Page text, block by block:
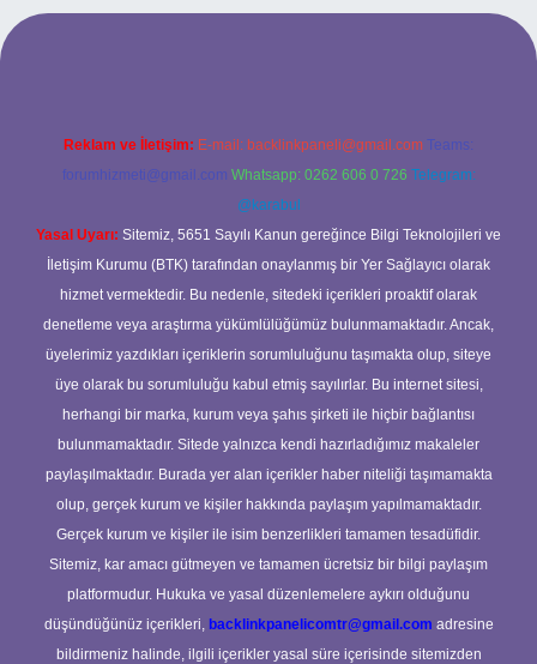
giriş
Reklam ve İletişim: E-mail: backlinkpaneli@gmail.com Teams:
forumhizmeti@gmail.com Whatsapp: 0262 606 0 726 Telegram:
@karabul
Yasal Uyarı: Sitemiz, 5651 Sayılı Kanun gereğince Bilgi Teknolojileri ve
İletişim Kurumu (BTK) tarafından onaylanmış bir Yer Sağlayıcı olarak
hizmet vermektedir. Bu nedenle, sitedeki içerikleri proaktif olarak
denetleme veya araştırma yükümlülüğümüz bulunmamaktadır. Ancak,
üyelerimiz yazdıkları içeriklerin sorumluluğunu taşımakta olup, siteye
üye olarak bu sorumluluğu kabul etmiş sayılırlar. Bu internet sitesi,
herhangi bir marka, kurum veya şahıs şirketi ile hiçbir bağlantısı
bulunmamaktadır. Sitede yalnızca kendi hazırladığımız makaleler
paylaşılmaktadır. Burada yer alan içerikler haber niteliği taşımamakta
olup, gerçek kurum ve kişiler hakkında paylaşım yapılmamaktadır.
Gerçek kurum ve kişiler ile isim benzerlikleri tamamen tesadüfidir.
Sitemiz, kar amacı gütmeyen ve tamamen ücretsiz bir bilgi paylaşım
platformudur. Hukuka ve yasal düzenlemelere aykırı olduğunu
düşündüğünüz içerikleri, backlinkpanelicomtr@gmail.com adresine
bildirmeniz halinde, ilgili içerikler yasal süre içerisinde sitemizden